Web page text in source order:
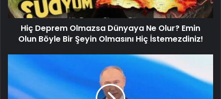
Hiç Deprem Olmazsa Dünyaya Ne Olur? Emin
Olun Böyle Bir Şeyin Olmasını Hiç İstemezdiniz!